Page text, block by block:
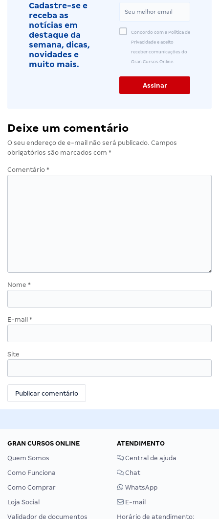
Cadastre-se e
receba as
notícias em
destaque da
semana, dicas,
novidades e
muito mais.
Concordo com a Política de
Privacidade e aceito
receber comunicações do
Gran Cursos Online.
Deixe um comentário
O seu endereço de e-mail não será publicado. Campos
obrigatórios são marcados com *
Comentário *
Nome *
E-mail *
Site
GRAN CURSOS ONLINE
Quem Somos
Como Funciona
Como Comprar
Loja Social
Validador de documentos
ATENDIMENTO
Central de ajuda
Chat
WhatsApp
E-mail
Horário de atendimento: